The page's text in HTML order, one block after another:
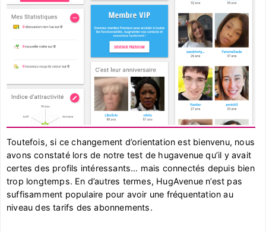
Toutefois, si ce changement d’orientation est bienvenu, nous
avons constaté lors de notre test de hugavenue qu’il y avait
certes des profils intéressants… mais connectés depuis bien
trop longtemps. En d’autres termes, HugAvenue n’est pas
suffisamment populaire pour avoir une fréquentation au
niveau des tarifs des abonnements.